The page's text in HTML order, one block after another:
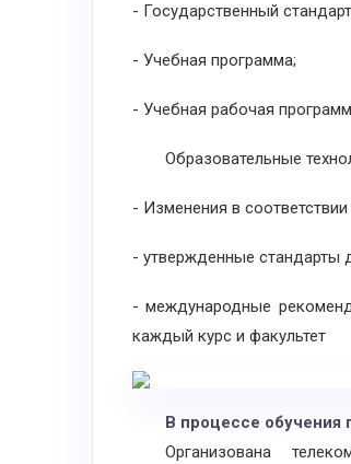
- Государственный
- Учебная программа;
- Учебная рабочая
Образовательные
- Изменения в
- утвержденные стандарты
- международные
каждый курс и факультет
В процессе обучения
Организована